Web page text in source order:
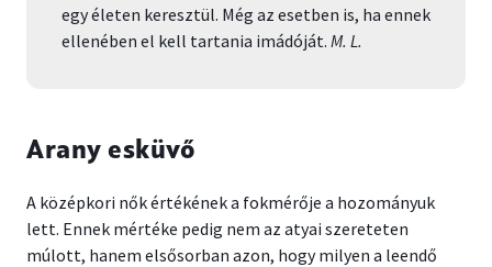
egy életen keresztül. Még az esetben is, ha ennek
ellenében el kell tartania imádóját. M. L.
Arany esküvő
A középkori nők értékének a fokmérője a hozományuk
lett. Ennek mértéke pedig nem az atyai szereteten
múlott, hanem elsősorban azon, hogy milyen a leendő